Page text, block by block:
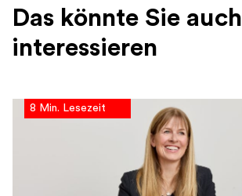
Das könnte Sie auch
interessieren
8 Min. Lesezeit